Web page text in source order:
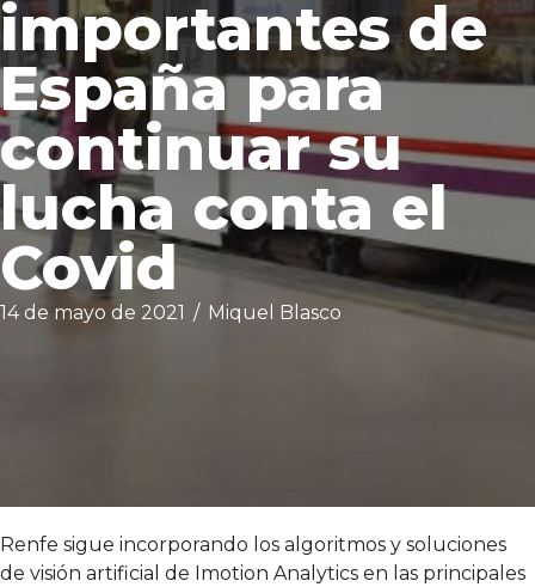
importantes de
España para
continuar su
lucha conta el
Covid
14 de mayo de 2021 / Miquel Blasco
Renfe sigue incorporando los algoritmos y soluciones
de visión artificial de Imotion Analytics en las principales